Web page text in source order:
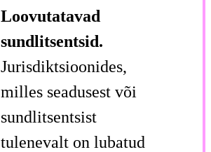
Loovutatavad
sundlitsentsid.
Jurisdiktsioonides,
milles seadusest või
sundlitsentsist
tulenevalt on lubatud